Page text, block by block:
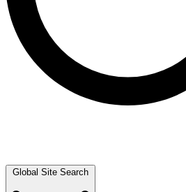
Global Site Search